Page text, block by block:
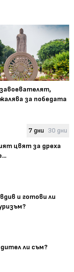
за победата
7 дни 30 дни
цвят за дреха
и готови ли
ли съм?